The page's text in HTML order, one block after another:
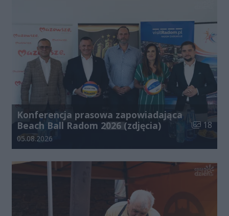
Konferencja prasowa zapowiadająca
Beach Ball Radom 2026 (zdjęcia)
Liczba
18
Data dodania galerii:
05.08.2026